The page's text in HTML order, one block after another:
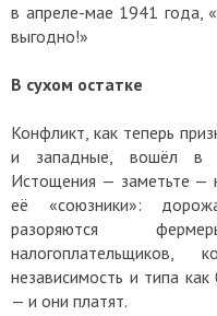
в апреле-мае 1941 года,
выгодно!»
В сухом остатке
Конфликт, как теперь
и западные, вошёл в
Истощения — заметьте —
её «союзники»:
разоряются
независимость и типа
— и они платят.